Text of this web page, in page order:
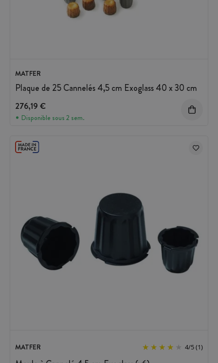
MATFER
Plaque de 25 Cannelés 4,5 cm Exoglass 40 x 30 cm
276,19 €
Disponible sous 2 sem.
MATFER 4/5(1)